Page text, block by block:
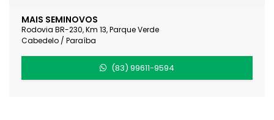
MAIS SEMINOVOS
Rodovia BR-230, Km 13, Parque Verde
Cabedelo / Paraíba
(83) 99611-9594